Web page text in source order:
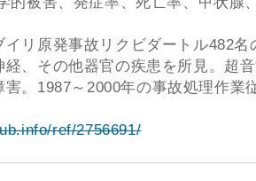
イリ原発事故リクビダートル482名
経、その他器官の疾患を所見。超
害。1987～2000年の事故処理作業
ref/2756691/